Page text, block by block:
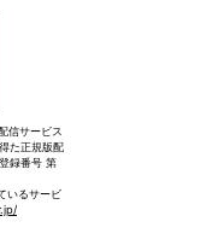
信サービス
た正規版配
録番号 第
いるサービ